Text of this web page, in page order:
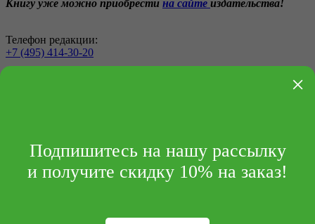
Книгу уже можно приобрести на сайте издательства!
Телефон редакции:
+7 (495) 414-30-20
×
Подпишитесь на нашу рассылку
и получите скидку 10% на заказ!